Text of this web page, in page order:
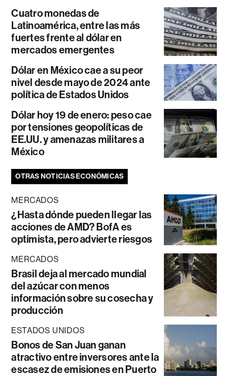
Cuatro monedas de
Latinoamérica, entre las más
fuertes frente al dólar en
mercados emergentes
Dólar en México cae a su peor
nivel desde mayo de 2024 ante
política de Estados Unidos
Dólar hoy 19 de enero: peso cae
por tensiones geopolíticas de
EE.UU. y amenazas militares a
México
OTRAS NOTICIAS ECONÓMICAS
MERCADOS
¿Hasta dónde pueden llegar las
acciones de AMD? BofA es
optimista, pero advierte riesgos
MERCADOS
Brasil deja al mercado mundial
del azúcar con menos
información sobre su cosecha y
producción
ESTADOS UNIDOS
Bonos de San Juan ganan
atractivo entre inversores ante la
escasez de emisiones en Puerto